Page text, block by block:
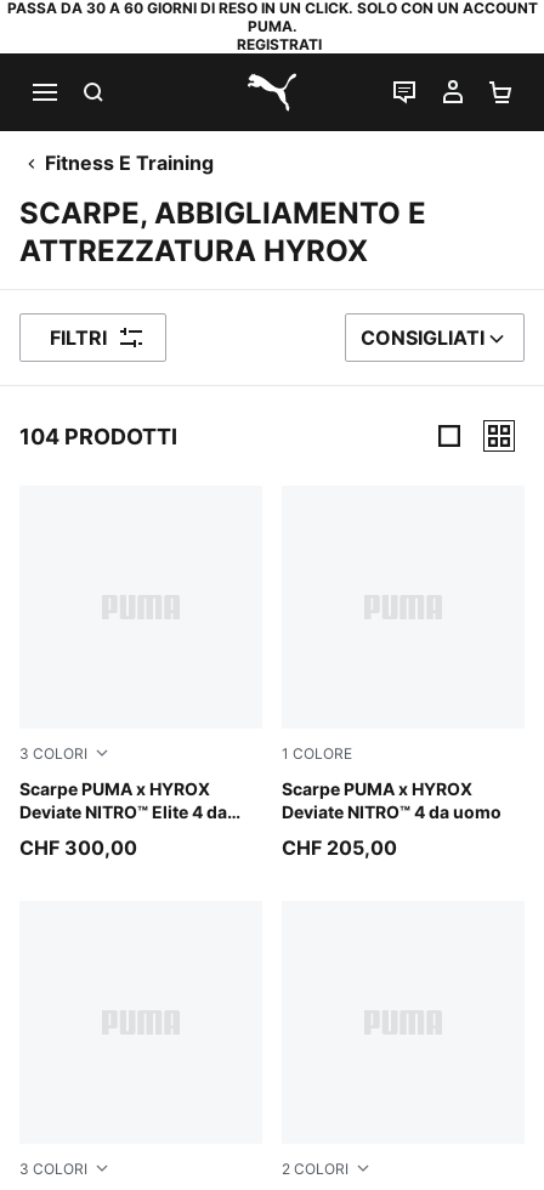
PASSA DA 30 A 60 GIORNI DI RESO IN UN CLICK. SOLO CON UN ACCOUNT
PUMA.
REGISTRATI
PUMA.com
CHAT IL MIO
Fitness E Training
SCARPE, ABBIGLIAMENTO E
ATTREZZATURA HYROX
FILTRI ORDINA PER
CONSIGLIATI
104 PRODOTTI
3 COLORI
Scarpe PUMA x HYROX
Deviate NITRO™ Elite 4 da
Intense Mint-Light Lavender
CHF 300,00
1 COLORE
Scarpe PUMA x HYROX
Deviate NITRO™ 4 da uomo
Intense Mint-Light Lavender
CHF 205,00
3 COLORI 2 COLORI